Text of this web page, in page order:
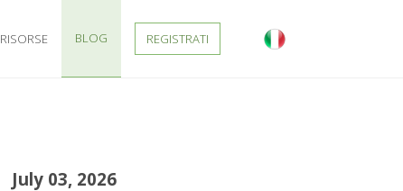
RISORSE BLOG REGISTRATI
July 03, 2026